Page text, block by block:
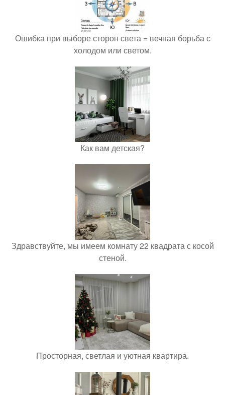
Ошибка при выборе сторон света = вечная борьба с
холодом или светом.
Как вам детская?
Здравствуйте, мы имеем комнату 22 квадрата с косой
стеной.
Просторная, светлая и уютная квартира.